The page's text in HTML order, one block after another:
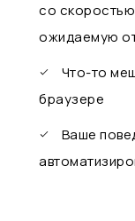
со
ожидаемую
Что-то
браузере
Ваше